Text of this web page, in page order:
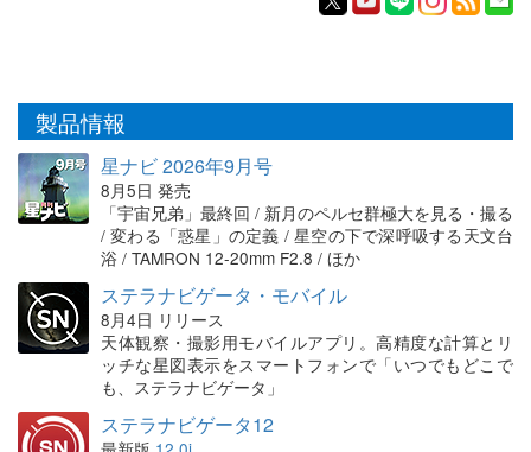
製品情報
星ナビ 2026年9月号
8月5日 発売
「宇宙兄弟」最終回 / 新月のペルセ群極大を見る・撮る
/ 変わる「惑星」の定義 / 星空の下で深呼吸する天文台
浴 / TAMRON 12-20mm F2.8 / ほか
ステラナビゲータ・モバイル
8月4日 リリース
天体観察・撮影用モバイルアプリ。高精度な計算とリ
ッチな星図表示をスマートフォンで「いつでもどこで
も、ステラナビゲータ」
ステラナビゲータ12